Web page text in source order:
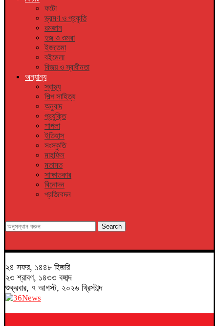
ফটো
ভ্রমণ ও প্রকৃতি
রমজান
হজ ও ওমরা
ইজতেমা
বইমেলা
বিজয় ও স্বাধীনতা
অন্যান্য
স্বাস্থ্য
শিল্প সাহিত্য
অনুবাদ
প্রযুক্তি
শাপলা
ইতিহাস
সংস্কৃতি
মাহফিল
মতামত
সাক্ষাতকার
বিনোদন
প্রতিবেদন
Search
২৪ সফর, ১৪৪৮ হিজরি
২৩ শ্রাবণ, ১৪৩৩ বঙ্গাব্দ
শুক্রবার, ৭ আগস্ট, ২০২৬ খ্রিস্টাব্দ